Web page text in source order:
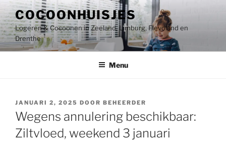
naar
de
inhoud
COCOONHUISJES
Logeren & Cocoonen in Zeeland, Limburg, Flevoland en
Drenthe
Menu
GEPLAATST
OP
JANUARI 2, 2025 DOOR BEHEERDER
Wegens annulering beschikbaar:
Ziltvloed, weekend 3 januari